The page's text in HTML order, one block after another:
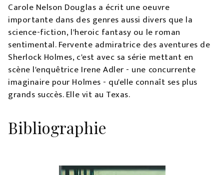
Carole Nelson Douglas a écrit une oeuvre
importante dans des genres aussi divers que la
science-fiction, l'heroic fantasy ou le roman
sentimental. Fervente admiratrice des aventures de
Sherlock Holmes, c'est avec sa série mettant en
scène l'enquêtrice Irene Adler - une concurrente
imaginaire pour Holmes - qu'elle connaît ses plus
grands succès. Elle vit au Texas.
Bibliographie